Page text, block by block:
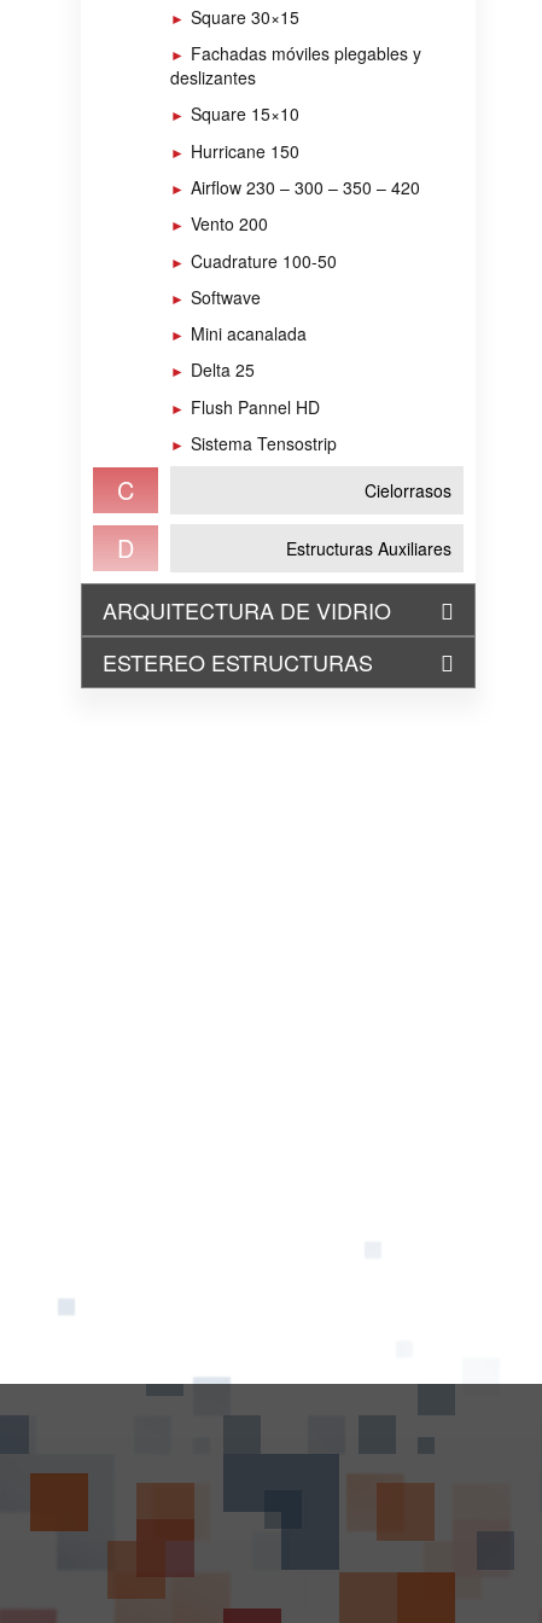
Square 30×15
Fachadas móviles plegables y
deslizantes
Square 15×10
Hurricane 150
Airflow 230 – 300 – 350 – 420
Vento 200
Cuadrature 100-50
Softwave
Mini acanalada
Delta 25
Flush Pannel HD
Sistema Tensostrip
C Cielorrasos
D Estructuras Auxiliares
ARQUITECTURA DE VIDRIO
ESTEREO ESTRUCTURAS